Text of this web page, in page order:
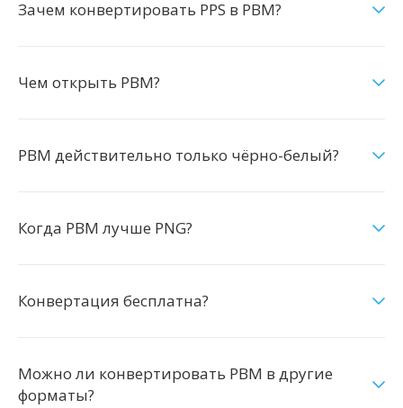
Зачем конвертировать PPS в PBM?
Чем открыть PBM?
PBM действительно только чёрно-белый?
Когда PBM лучше PNG?
Конвертация бесплатна?
Можно ли конвертировать PBM в другие
форматы?